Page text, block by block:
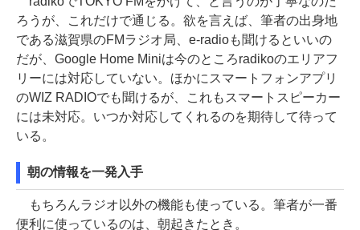
ろうが、これだけで通じる。欲を言えば、筆者の出身地
である滋賀県のFMラジオ局、e-radioも聞けるといいの
だが、Google Home Miniは今のところradikoのエリアフ
リーには対応していない。ほかにスマートフォンアプリ
のWIZ RADIOでも聞けるが、これもスマートスピーカー
には未対応。いつか対応してくれるのを期待して待って
いる。
朝の情報を一発入手
もちろんラジオ以外の機能も使っている。筆者が一番
便利に使っているのは、朝起きたとき。